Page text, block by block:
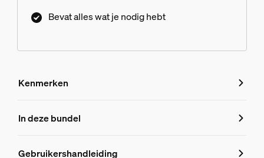
Bevat alles wat je nodig hebt
Kenmerken
Kenmerken
In deze bundel
Gebruikershandleiding